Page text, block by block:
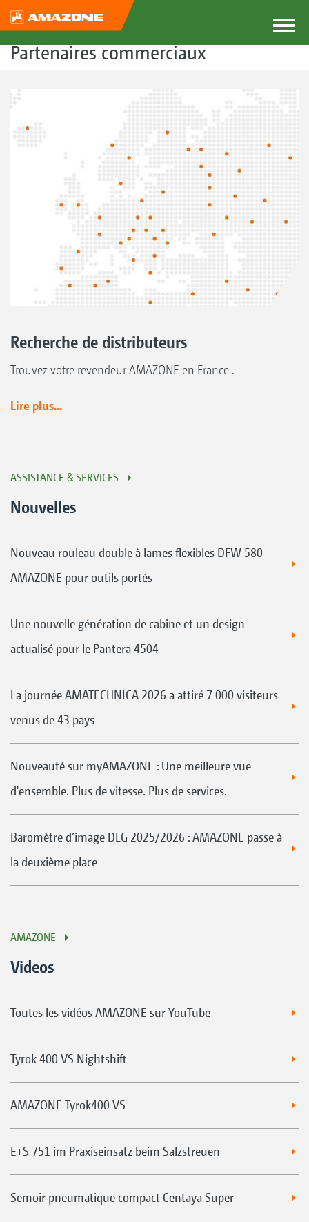
Partenaires commerciaux
Recherche de distributeurs
Trouvez votre revendeur AMAZONE en France .
Lire plus...
ASSISTANCE & SERVICES
Nouvelles
Nouveau rouleau double à lames flexibles DFW 580
AMAZONE pour outils portés
Une nouvelle génération de cabine et un design
actualisé pour le Pantera 4504
La journée AMATECHNICA 2026 a attiré 7 000 visiteurs
venus de 43 pays
Nouveauté sur myAMAZONE : Une meilleure vue
d'ensemble. Plus de vitesse. Plus de services.
Baromètre d’image DLG 2025/2026 : AMAZONE passe à
la deuxième place
AMAZONE
Videos
Toutes les vidéos AMAZONE sur YouTube
Tyrok 400 VS Nightshift
AMAZONE Tyrok400 VS
E+S 751 im Praxiseinsatz beim Salzstreuen
Semoir pneumatique compact Centaya Super